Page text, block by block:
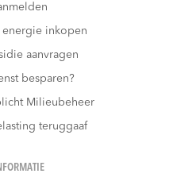
inkopen
aanvragen
besparen?
Milieubeheer
teruggaaf